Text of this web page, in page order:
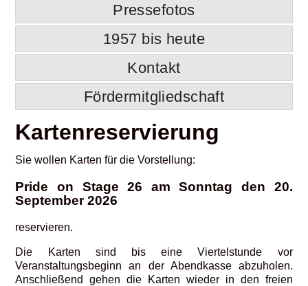
Pressefotos
1957 bis heute
Kontakt
Fördermitgliedschaft
Kartenreservierung
Sie wollen Karten für die Vorstellung:
Pride on Stage 26 am Sonntag den 20.
September 2026
reservieren.
Die Karten sind bis eine Viertelstunde vor
Veranstaltungsbeginn an der Abendkasse abzuholen.
Anschließend gehen die Karten wieder in den freien